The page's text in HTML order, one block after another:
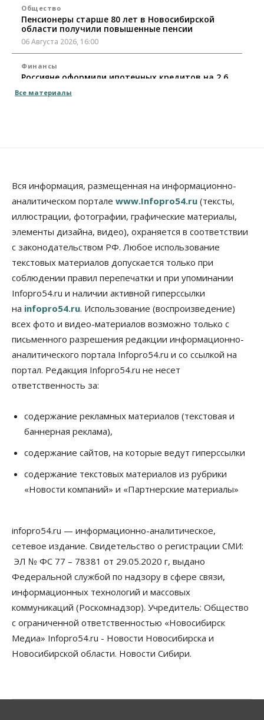
Общество
Пенсионеры старше 80 лет в Новосибирской
области получили повышенные пенсии
06 Августа 2026, 16:00
Финансы
Россияне оформили ипотечных кредитов на 2,6
06 Августа 2026, 15:53
Бизнес
Правительство России продлило разрешение на
выпуск бензина «Евро-3»
06 Августа 2026, 14:00
Общество
«За тех, у кого от 270 баллов,
настоящая борьба»: вузы настойчиво
обзванивают новосибирских высокобалльников
перед зачислением
06 Августа 2026, 13:00
Власть
Режим ЧС ввели в Омской области из-за засухи
06 Августа 2026, 12:15
Новосибирск готовится к визиту Владимира
Путина
Бизнес Недвижимость Общество
Росреестр назвал главные причины
06 Августа 2026, 12:00
Телекоммуникации
В 16 населённых пунктах Мошковского района
Бизнес Право&Порядок
Злоумышленники опять атакуют
новосибирские компании через электронную
почту
06 Августа 2026, 11:00
Общество
Медики готовятся к второму пику активности
клещей в Новосибирской области
06 Августа 2026, 10:00
06 Августа 2026, 09:00
Все материалы
Вся информация, размещенная на информационно-
аналитическом портале www.Infopro54.ru (тексты,
иллюстрации, фотографии, графические материалы,
элементы дизайна, видео), охраняется в соответствии
с законодательством РФ. Любое использование
текстовых материалов допускается только при
соблюдении правил перепечатки и при упоминании
Infopro54.ru и наличии активной гиперссылки
на infopro54.ru. Использование (воспроизведение)
всех фото и видео-материалов возможно только с
письменного разрешения редакции информационно-
аналитического портала Infopro54.ru и со ссылкой на
портал. Редакция Infopro54.ru не несет
ответственность за:
содержание рекламных материалов (текстовая и
баннерная реклама),
содержание сайтов, на которые ведут гиперссылки
содержание текстовых материалов из рубрики
«Новости компаний» и «Партнерские материалы»
infopro54.ru — информационно-аналитическое,
сетевое издание. Свидетельство о регистрации СМИ:
ЭЛ № ФС 77 – 78381 от 29.05.2020 г, выдано
Федеральной службой по надзору в сфере связи,
информационных технологий и массовых
коммуникаций (Роскомнадзор). Учредитель: Общество
с ограниченной ответственностью «Новосибирск
Медиа» Infopro54.ru - Новости Новосибирска и
Новосибирской области. Новости Сибири.